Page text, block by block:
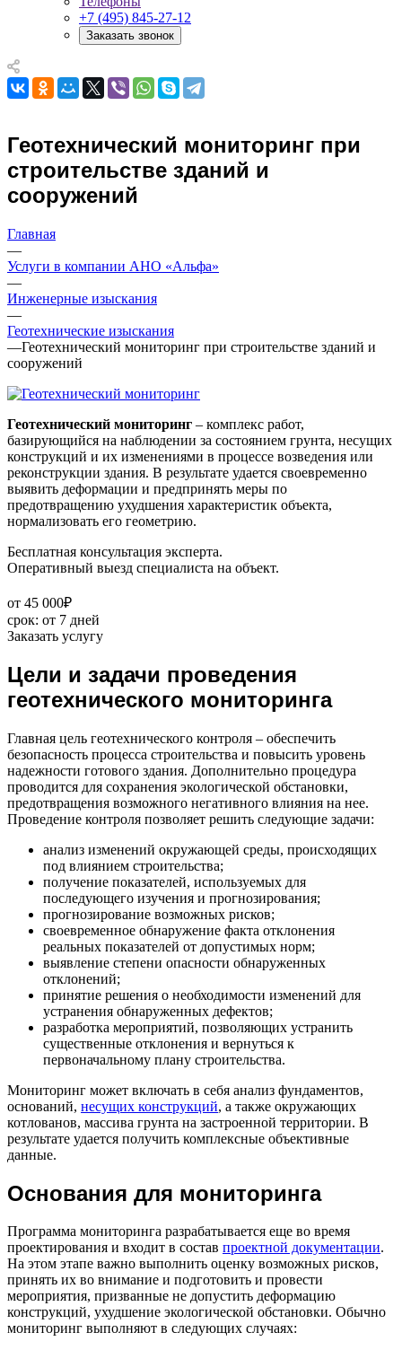
+7 (495) 845-27-12
Заказать звонок
Геотехнический мониторинг при
строительстве зданий и
сооружений
Главная
—
Услуги в компании АНО «Альфа»
—
Инженерные изыскания
—
Геотехнические изыскания
—Геотехнический мониторинг при строительстве зданий и
сооружений
Геотехнический мониторинг – комплекс работ,
базирующийся на наблюдении за состоянием грунта, несущих
конструкций и их изменениями в процессе возведения или
реконструкции здания. В результате удается своевременно
выявить деформации и предпринять меры по
предотвращению ухудшения характеристик объекта,
нормализовать его геометрию.
Бесплатная консультация эксперта.
Оперативный выезд специалиста на объект.
от 45 000₽
cрок: от 7 дней
Заказать услугу
Цели и задачи проведения
геотехнического мониторинга
Главная цель геотехнического контроля – обеспечить
безопасность процесса строительства и повысить уровень
надежности готового здания. Дополнительно процедура
проводится для сохранения экологической обстановки,
предотвращения возможного негативного влияния на нее.
Проведение контроля позволяет решить следующие задачи:
анализ изменений окружающей среды, происходящих
под влиянием строительства;
получение показателей, используемых для
последующего изучения и прогнозирования;
прогнозирование возможных рисков;
своевременное обнаружение факта отклонения
реальных показателей от допустимых норм;
выявление степени опасности обнаруженных
отклонений;
принятие решения о необходимости изменений для
устранения обнаруженных дефектов;
разработка мероприятий, позволяющих устранить
существенные отклонения и вернуться к
первоначальному плану строительства.
Мониторинг может включать в себя анализ фундаментов,
оснований, несущих конструкций, а также окружающих
котлованов, массива грунта на застроенной территории. В
результате удается получить комплексные объективные
данные.
Основания для мониторинга
Программа мониторинга разрабатывается еще во время
проектирования и входит в состав проектной документации.
На этом этапе важно выполнить оценку возможных рисков,
принять их во внимание и подготовить и провести
мероприятия, призванные не допустить деформацию
конструкций, ухудшение экологической обстановки. Обычно
мониторинг выполняют в следующих случаях: